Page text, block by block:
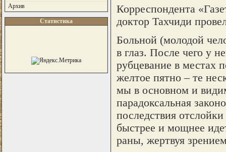
Архив
Статистика
Корреспондента
доктор Тахчиди
Больной (молодой
в глаз. После чего у
рубцевание в местах
желтое пятно – те
мы в основном и
парадоксальная
последствия
быстрее и мощнее
раны, жертвуя